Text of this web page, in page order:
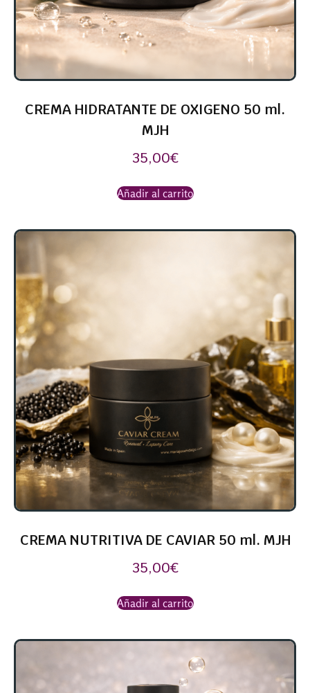
CREMA HIDRATANTE DE OXIGENO 50 ml.
MJH
35,00€
Añadir al carrito
CREMA NUTRITIVA DE CAVIAR 50 ml. MJH
35,00€
Añadir al carrito